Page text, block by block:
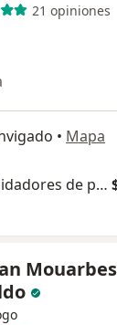
21 opiniones
• Mapa
Apoyo psicológico a cuidadores de personas dependientes
Mouarbes